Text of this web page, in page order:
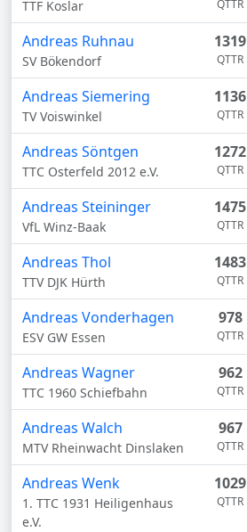
TTF Koslar QTTR
Andreas Ruhnau
SV Bökendorf
1319
QTTR
Andreas Siemering
TV Voiswinkel
1136
QTTR
Andreas Söntgen
TTC Osterfeld 2012 e.V.
1272
QTTR
Andreas Steininger
VfL Winz-Baak
1475
QTTR
Andreas Thol
TTV DJK Hürth
1483
QTTR
Andreas Vonderhagen
ESV GW Essen
978
QTTR
Andreas Wagner
TTC 1960 Schiefbahn
962
QTTR
Andreas Walch
MTV Rheinwacht Dinslaken
967
QTTR
Andreas Wenk
1. TTC 1931 Heiligenhaus
e.V.
1029
QTTR